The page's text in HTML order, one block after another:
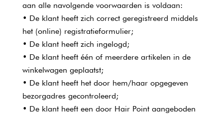
aan alle navolgende voorwaarden is voldaan:
• De klant heeft zich correct geregistreerd middels
het (online) registratieformulier;
• De klant heeft zich ingelogd;
• De klant heeft één of meerdere artikelen in de
winkelwagen geplaatst;
• De klant heeft het door hem/haar opgegeven
bezorgadres gecontroleerd;
• De klant heeft een door Hair Point aangeboden